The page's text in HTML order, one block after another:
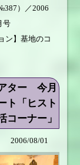
）／2006
号
ン】基地のコ
ター 今月
ト「ヒスト
コーナー」
2006/08/01